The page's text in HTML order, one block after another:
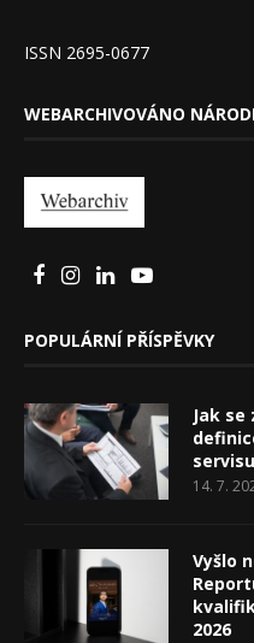
ISSN 2695-0677
WEBARCHIVOVÁNO
POPULÁRNÍ PŘÍSPĚVKY
Jak
servisu
14. 7.
Vyšlo
2026